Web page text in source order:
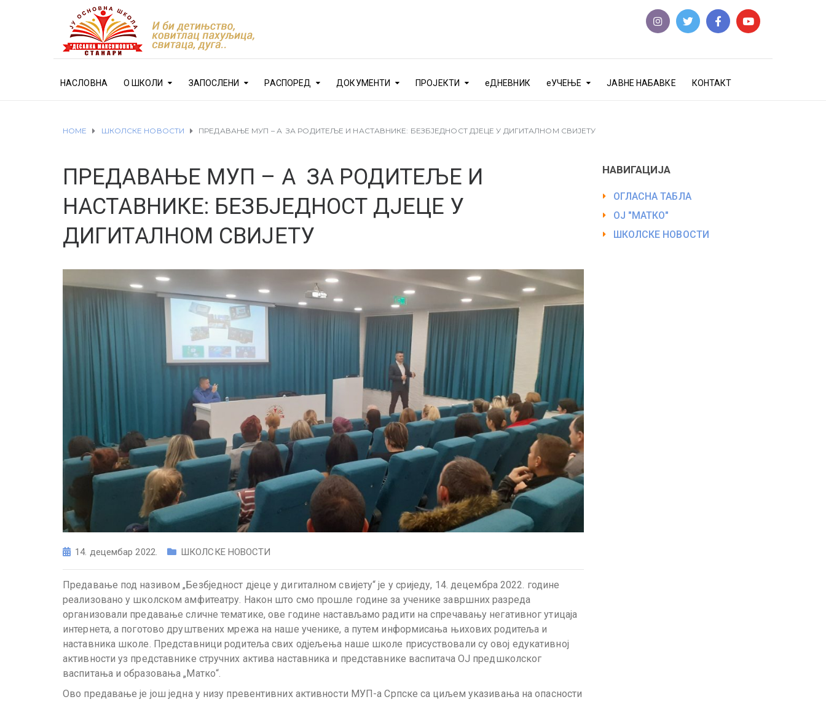
НАСЛОВНА О ШКОЛИ ЗАПОСЛЕНИ РАСПОРЕД ДОКУМЕНТИ ПРОЈЕКТИ еДНЕВНИК еУЧЕЊЕ ЈАВНЕ НАБАВКЕ КОНТАКТ
HOME ШКОЛСКЕ НОВОСТИ ПРЕДАВАЊЕ МУП – А ЗА РОДИТЕЉЕ И НАСТАВНИКЕ: БЕЗБЈЕДНОСТ ДЈЕЦЕ У ДИГИТАЛНОМ СВИЈЕТУ
ПРЕДАВАЊЕ МУП – А ЗА РОДИТЕЉЕ И
НАСТАВНИКЕ: БЕЗБЈЕДНОСТ ДЈЕЦЕ У
ДИГИТАЛНОМ СВИЈЕТУ
14. децембар 2022. ШКОЛСКЕ НОВОСТИ
Предавање под називом „Безбједност дјеце у дигиталном свијету“ је у сриједу, 14. децембра 2022. године
реализовано у школском амфитеатру. Након што смо прошле године за ученике завршних разреда
организовали предавање сличне тематике, ове године настављамо радити на спречавању негативног утицаја
интернета, а поготово друштвених мрежа на наше ученике, а путем информисања њихових родитеља и
наставника школе. Представници родитеља свих одјељења наше школе присуствовали су овој едукативној
активности уз представнике стручних актива наставника и представнике васпитача ОЈ предшколског
васпитања и образовања „Матко“.
Ово предавање је још једна у низу превентивних активности МУП-а Српске са циљем указивања на опасности
НАВИГАЦИЈА
ОГЛАСНА ТАБЛА
ОЈ "МАТКО"
ШКОЛСКЕ НОВОСТИ